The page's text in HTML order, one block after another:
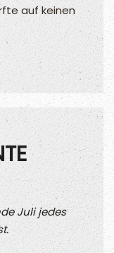
auf keinen
Juli jedes